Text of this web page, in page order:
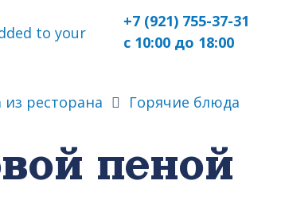
to your
+7 (921) 755-37-31
с 10:00 до 18:00
ресторана Горячие блюда
пеной